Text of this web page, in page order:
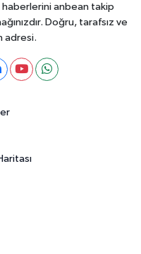
anbean takip
Doğru, tarafsız ve
adresi.